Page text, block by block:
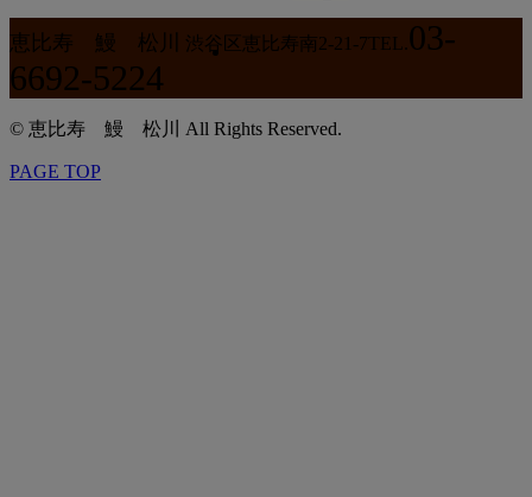
恵比寿 鰻 松川 渋谷区恵比寿南2-21-7TEL.03-
6692-5224
© 恵比寿 鰻 松川 All Rights Reserved.
PAGE TOP